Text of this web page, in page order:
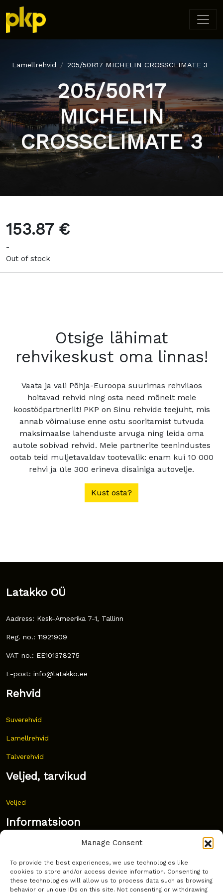
Manage Consent
To provide the best experiences, we use technologies like
cookies to store and/or access device information. Consenting to
these technologies will allow us to process data such as browsing
behavior or unique IDs on this site. Not consenting or withdrawing
Lamellrehvid 205/50R17 MICHELIN CROSSCLIMATE 3
205/50R17
MICHELIN
CROSSCLIMATE 3
153.87 €
-
Out of stock
Otsige lähimat
rehvikeskust oma linnas!
Vaata ja vali Põhja-Euroopa suurimas rehvilaos
hoitavad rehvid ning osta need mõnelt meie
koostööpartnerilt! PKP on Sinu rehvide teejuht, mis
annab võimaluse enne ostu sooritamist tutvuda
maksimaalse lahenduste arvuga ning leida oma
autole sobivad rehvid. Meie partnerite teenindustes
ootab teid muljetavaldav tootevalik: enam kui 10 000
rehvi ja üle 300 erineva disainiga autovelje.
Kust osta?
Latakko OÜ
Aadress: Kesk-Ameerika 7-1, Tallinn
Reg. no.: 11921909
VAT no.: EE101378275
E-post: info@latakko.ee
Rehvid
Suverehvid
Lamellrehvid
Talverehvid
Veljed, tarvikud
Veljed
Informatsioon
Korduma kippuvad küsimused
Kust osta?